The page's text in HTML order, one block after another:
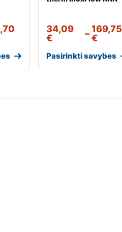
34,09
€
– 169,75
€
Pasirinkti savybes